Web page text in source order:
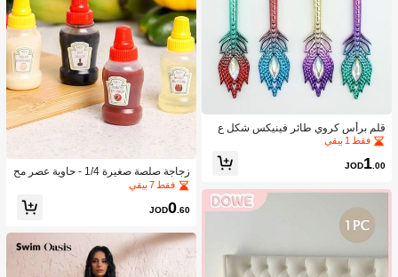
قلم برأس كروي طائر فينيكس شكل ع
شوائي قطعة واحدة
فقط 1 بيقي
JOD1.00
زجاجة صلصة صغيرة 1/4 - حاوية عصر مح
مولة للتوابل لصلصة الطماطم والزيت و
غداء المكتب، حاوية بلاستيكية محمولة، أد
فقط 7 بيقي
JOD0.60